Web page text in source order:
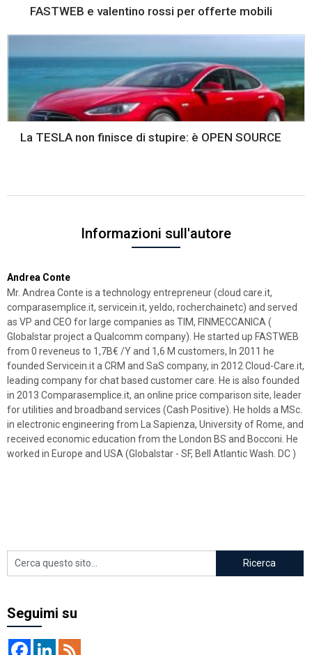
FASTWEB e valentino rossi per offerte mobili
La TESLA non finisce di stupire: è OPEN SOURCE
Informazioni sull'autore
Andrea Conte
Mr. Andrea Conte is a technology entrepreneur (cloud care.it,
comparasemplice.it, servicein.it, yeldo, rocherchainetc) and served
as VP and CEO for large companies as TIM, FINMECCANICA (
Globalstar project a Qualcomm company). He started up FASTWEB
from 0 reveneus to 1,7B€ /Y and 1,6 M customers, In 2011 he
founded Servicein.it a CRM and SaS company, in 2012 Cloud-Care.it,
leading company for chat based customer care. He is also founded
in 2013 Comparasemplice.it, an online price comparison site, leader
for utilities and broadband services (Cash Positive). He holds a MSc.
in electronic engineering from La Sapienza, University of Rome, and
received economic education from the London BS and Bocconi. He
worked in Europe and USA (Globalstar - SF, Bell Atlantic Wash. DC )
Seguimi su